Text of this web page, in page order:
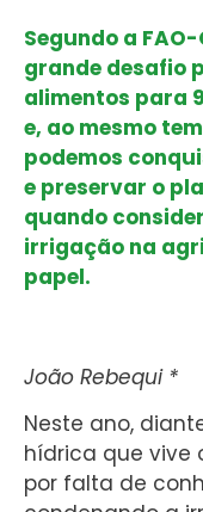
Segundo a
grande desafio
alimentos para
e, ao mesmo
podemos
e preservar o
quando
irrigação na
papel.
João Rebequi *
Neste ano,
hídrica que vive
por falta de